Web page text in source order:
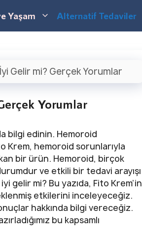
Yaşam Alternatif Tedaviler
Gelir mi? Gerçek Yorumlar
Yorumlar
bilgi edinin. Hemoroid
Krem, hemoroid sorunlarıyla
bir ürün. Hemoroid, birçok
ve etkili bir tedavi arayışı
gelir mi? Bu yazıda, Fito Krem’in
etkilerini inceleyeceğiz.
hakkında bilgi vereceğiz.
bu kapsamlı